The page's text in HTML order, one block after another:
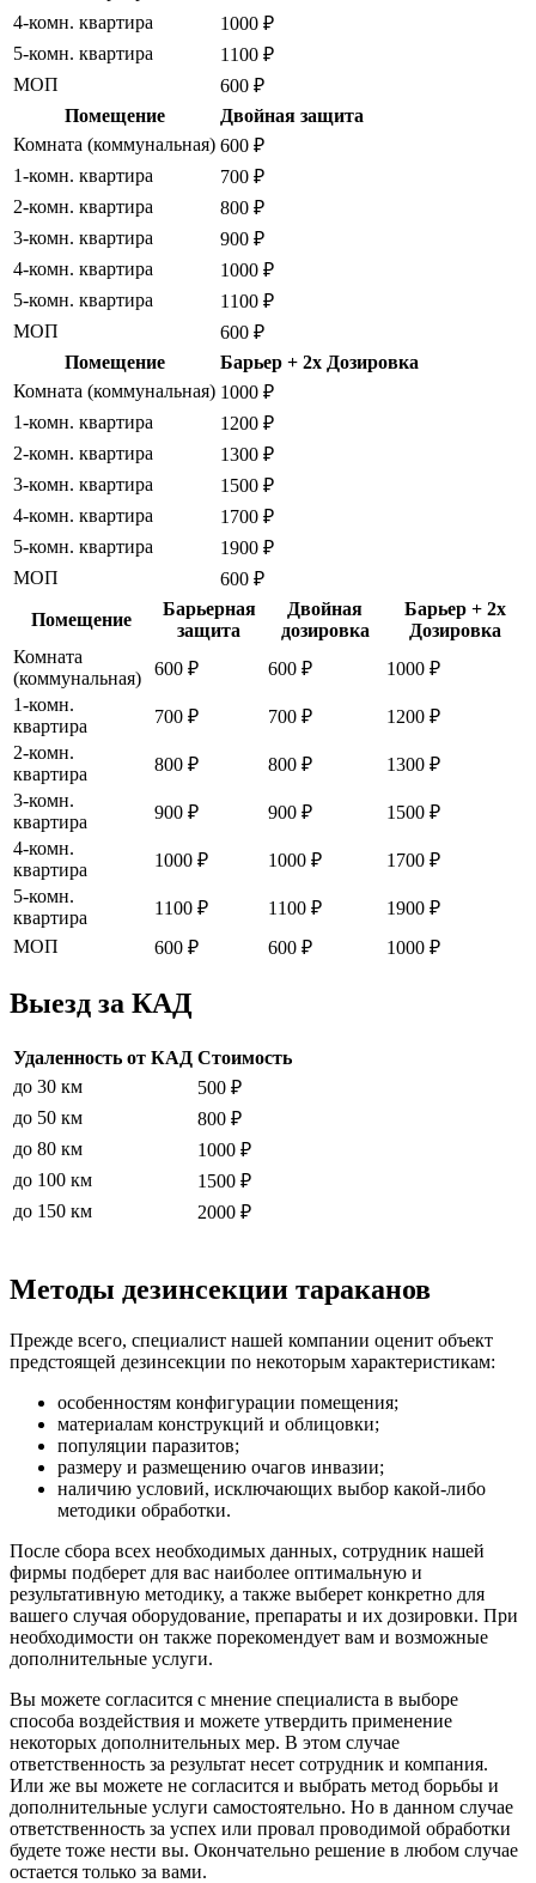
4-комн. квартира
1000 ₽
5-комн. квартира
1100 ₽
МОП
600 ₽
Помещение
Двойная защита
Комната (коммунальная) 600 ₽
1-комн. квартира
700 ₽
2-комн. квартира
800 ₽
3-комн. квартира
900 ₽
4-комн. квартира
1000 ₽
5-комн. квартира
1100 ₽
МОП
600 ₽
Помещение
Барьер + 2x Дозировка
Комната (коммунальная) 1000 ₽
1-комн. квартира
1200 ₽
2-комн. квартира
1300 ₽
3-комн. квартира
1500 ₽
4-комн. квартира
1700 ₽
5-комн. квартира
1900 ₽
МОП
600 ₽
Помещение
Барьерная
защита
Двойная
дозировка
Барьер + 2x
Дозировка
Комната
(коммунальная)
600 ₽ 600 ₽
1000 ₽
1-комн.
квартира
700 ₽ 700 ₽
1200 ₽
2-комн.
квартира
800 ₽ 800 ₽
1300 ₽
3-комн.
квартира
900 ₽ 900 ₽
1500 ₽
4-комн.
квартира
1000 ₽ 1000 ₽
1700 ₽
5-комн.
квартира
1100 ₽ 1100 ₽
1900 ₽
МОП
600 ₽ 600 ₽ 1000 ₽
Выезд за КАД
Удаленность от КАД Стоимость
до 30 км
500 ₽
до 50 км
800 ₽
до 80 км
1000 ₽
до 100 км
1500 ₽
до 150 км
2000 ₽
Методы дезинсекции тараканов
Прежде всего, специалист нашей компании оценит объект
предстоящей дезинсекции по некоторым характеристикам:
особенностям конфигурации помещения;
материалам конструкций и облицовки;
популяции паразитов;
размеру и размещению очагов инвазии;
наличию условий, исключающих выбор какой-либо
методики обработки.
После сбора всех необходимых данных, сотрудник нашей
фирмы подберет для вас наиболее оптимальную и
результативную методику, а также выберет конкретно для
вашего случая оборудование, препараты и их дозировки. При
необходимости он также порекомендует вам и возможные
дополнительные услуги.
Вы можете согласится с мнение специалиста в выборе
способа воздействия и можете утвердить применение
некоторых дополнительных мер. В этом случае
ответственность за результат несет сотрудник и компания.
Или же вы можете не согласится и выбрать метод борьбы и
дополнительные услуги самостоятельно. Но в данном случае
ответственность за успех или провал проводимой обработки
будете тоже нести вы. Окончательно решение в любом случае
остается только за вами.